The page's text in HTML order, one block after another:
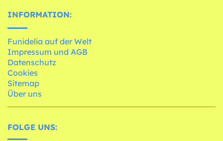
INFORMATION:
Funidelia auf der Welt
Impressum und AGB
Datenschutz
Cookies
Sitemap
Über uns
FOLGE UNS: